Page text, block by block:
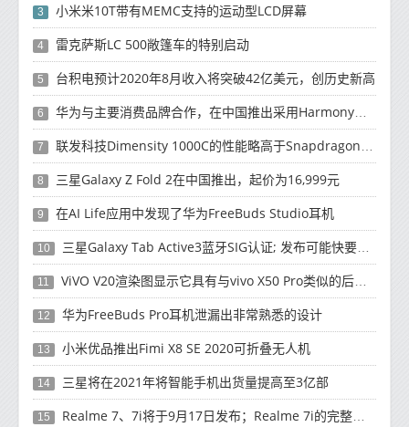
3 小米米10T带有MEMC支持的运动型LCD屏幕
4 雷克萨斯LC 500敞篷车的特别启动
5 台积电预计2020年8月收入将突破42亿美元，创历史新高
6 华为与主要消费品牌合作，在中国推出采用HarmonyOS 2.0的智能家居产品
7 联发科技Dimensity 1000C的性能略高于Snapdragon 765G
8 三星Galaxy Z Fold 2在中国推出，起价为16,999元
9 在AI Life应用中发现了华为FreeBuds Studio耳机
10 三星Galaxy Tab Active3蓝牙SIG认证; 发布可能快要结束了
11 ViVO V20渲染图显示它具有与vivo X50 Pro类似的后部设计
12 华为FreeBuds Pro耳机泄漏出非常熟悉的设计
13 小米优品推出Fimi X8 SE 2020可折叠无人机
14 三星将在2021年将智能手机出货量提高至3亿部
15 Realme 7、7i将于9月17日发布；Realme 7i的完整规格并导致泄漏